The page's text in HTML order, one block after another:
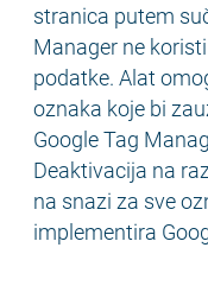
stranica putem
Manager ne
podatke. Alat
oznaka koje bi
Google Tag
Deaktivacija na
na snazi za sve
implementira